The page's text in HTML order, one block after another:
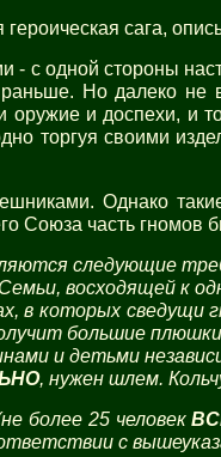
сага,
- с одной стороны
Но далеко
и доспехи,
торгуя своими
Однако
Союза часть гномов
следующие
восходящей к
в которых
большие
и детьми
, нужен шлем.
более 25 человек
с